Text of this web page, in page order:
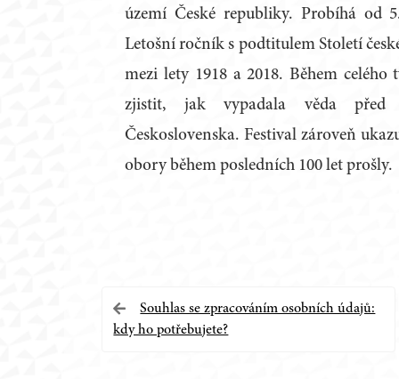
území České republiky. Probíhá od
Letošní ročník s podtitulem Století
mezi lety 1918 a 2018. Během
zjistit, jak vypadala věda
Československa. Festival zároveň
obory během posledních 100 let prošly.
Navigace
pro
Souhlas se zpracováním osobních údajů:
kdy ho potřebujete?